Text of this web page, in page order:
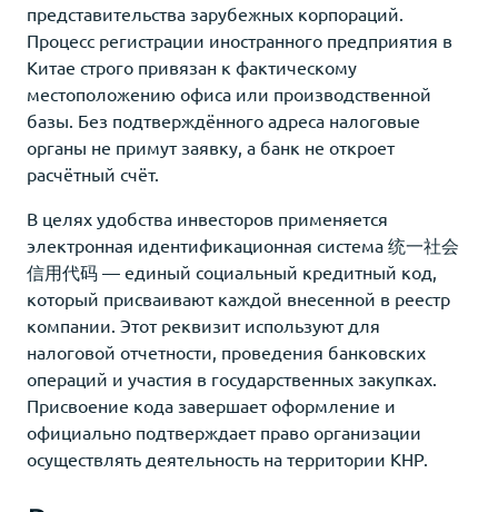
представительства зарубежных корпораций.
Процесс регистрации иностранного предприятия в
Китае строго привязан к фактическому
местоположению офиса или производственной
базы. Без подтверждённого адреса налоговые
органы не примут заявку, а банк не откроет
расчётный счёт.
В целях удобства инвесторов применяется
электронная идентификационная система 统一社会
信用代码 — единый социальный кредитный код,
который присваивают каждой внесенной в реестр
компании. Этот реквизит используют для
налоговой отчетности, проведения банковских
операций и участия в государственных закупках.
Присвоение кода завершает оформление и
официально подтверждает право организации
осуществлять деятельность на территории КНР.